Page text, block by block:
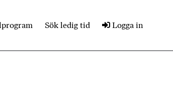
Sök ledig tid Logga in